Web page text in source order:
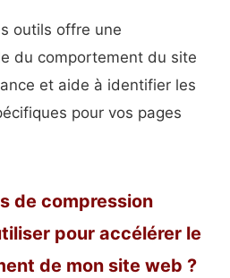
outils offre une
du comportement du site
et aide à identifier les
pour vos pages
de compression
pour accélérer le
de mon site web ?